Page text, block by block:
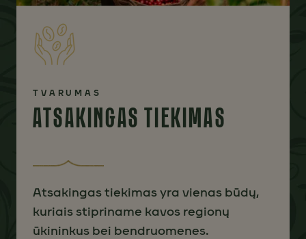
TVARUMAS
ATSAKINGAS TIEKIMAS
Atsakingas tiekimas yra vienas būdų,
kuriais stipriname kavos regionų
ūkininkus bei bendruomenes.